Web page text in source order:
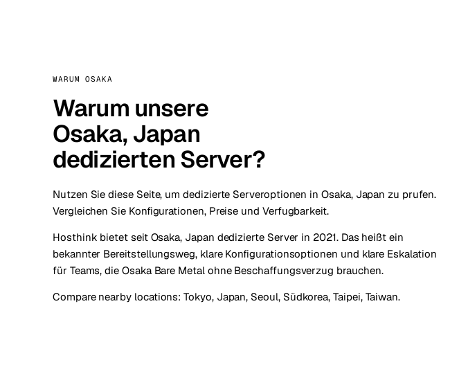
WARUM OSAKA
Warum unsere
Osaka, Japan
dedizierten Server?
Nutzen Sie diese Seite, um dedizierte Serveroptionen in Osaka, Japan zu prufen.
Vergleichen Sie Konfigurationen, Preise und Verfugbarkeit.
Hosthink bietet seit Osaka, Japan dedizierte Server in 2021. Das heißt ein
bekannter Bereitstellungsweg, klare Konfigurationsoptionen und klare Eskalation
für Teams, die Osaka Bare Metal ohne Beschaffungsverzug brauchen.
Compare nearby locations:Tokyo, Japan, Seoul, Südkorea,Taipei, Taiwan.